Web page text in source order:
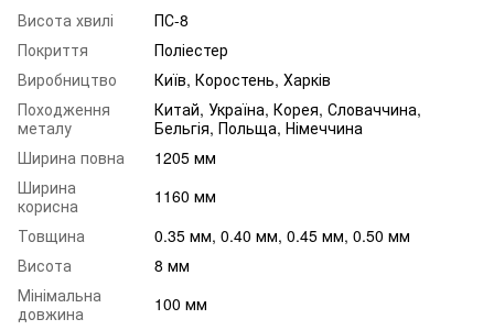
Висота хвилі
ПС-8
Покриття
Поліестер
Виробництво
Київ, Коростень, Харків
Походження
металу
Китай, Україна, Корея, Словаччина,
Бельгія, Польща, Німеччина
Ширина повна
1205 мм
Ширина
корисна
1160 мм
Товщина
0.35 мм, 0.40 мм, 0.45 мм, 0.50 мм
Висота
8 мм
Мінімальна
довжина
100 мм